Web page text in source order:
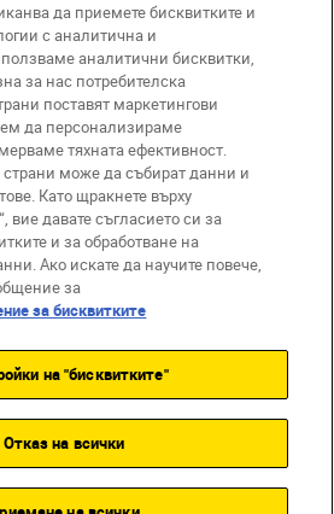
за поверителност
Back to top
да приемете бисквитките и
с аналитична и
аналитични бисквитки,
за нас потребителска
поставят маркетингови
да персонализираме
тяхната ефективност.
страни може да събират данни и
Като щракнете върху
вие давате съгласието си за
и за обработване на
Ако искате да научите повече,
за
за бисквитките
на "бисквитките"
Отказ на всички